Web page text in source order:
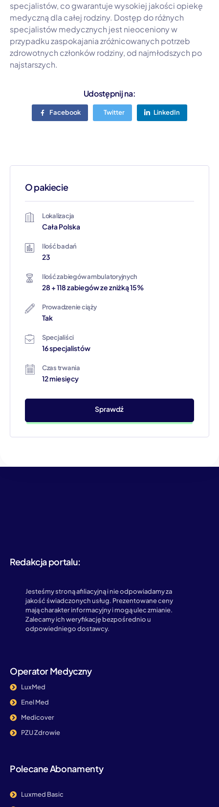
O pakiecie
Lokalizacja
Cała Polska
Ilość badań
23
Ilość zabiegów ambulatoryjnych
28 + 118 zabiegów ze zniżką 15%
Prowadzenie ciąży
Tak
Specjaliści
16 specjalistów
Czas trwania
12 miesięcy
Sprawdź
specjalistów, co gwarantuje wysokiej jakości opiekę
medyczną dla całej rodziny. Dostęp do różnych
specjalistów medycznych jest nieoceniony w
przypadku zaspokajania zróżnicowanych potrzeb
zdrowotnych członków rodziny, od najmłodszych po
najstarszych.
Udostępnij na:
Facebook Twitter LinkedIn
Redakcja portalu:
Jesteśmy stroną afiliacyjną i nie odpowiadamy za
jakość świadczonych usług. Prezentowane ceny
mają charakter informacyjny i mogą ulec zmianie.
Zalecamy ich weryfikację bezpośrednio u
odpowiedniego dostawcy.
Operator Medyczny
LuxMed
Enel Med
Medicover
PZU Zdrowie
Polecane Abonamenty
Luxmed Basic